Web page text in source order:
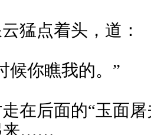
猛点着头，道：
候你瞧我的。”
在后面的“玉面屠
来……